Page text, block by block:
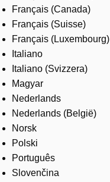
Français (Canada)
Français (Suisse)
Français (Luxembourg)
Italiano
Italiano (Svizzera)
Magyar
Nederlands
Nederlands (België)
Norsk
Polski
Português
Slovenčina